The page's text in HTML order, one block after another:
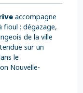
accompagne
fioul : dégazage,
de la ville
sur un
le
Nouvelle-